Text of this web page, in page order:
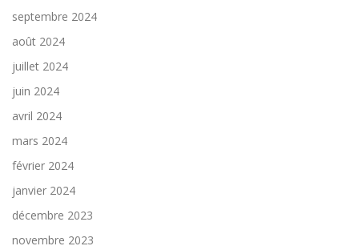
septembre 2024
août 2024
juillet 2024
juin 2024
avril 2024
mars 2024
février 2024
janvier 2024
décembre 2023
novembre 2023